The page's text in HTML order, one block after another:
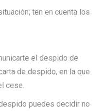
ten en cuenta los
el despido de
de despido, en la que
cese.
puedes decidir no